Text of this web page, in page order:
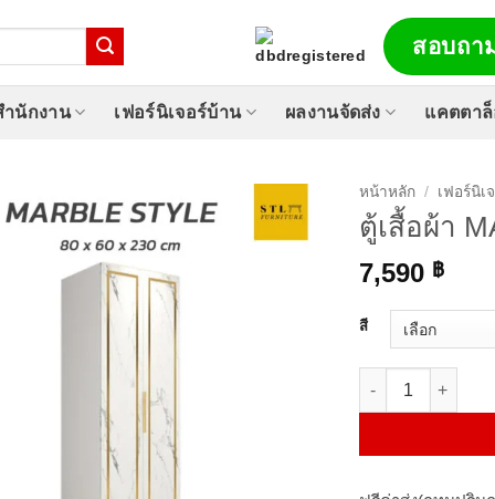
สอบถา
ำนักงาน เฟอร์นิเจอร์บ้าน ผลงานจัดส่ง แคตตา
หน้าหลัก / เฟอร์นิเ
ตู้เสื้อผ้า
7,590 ฿
สี